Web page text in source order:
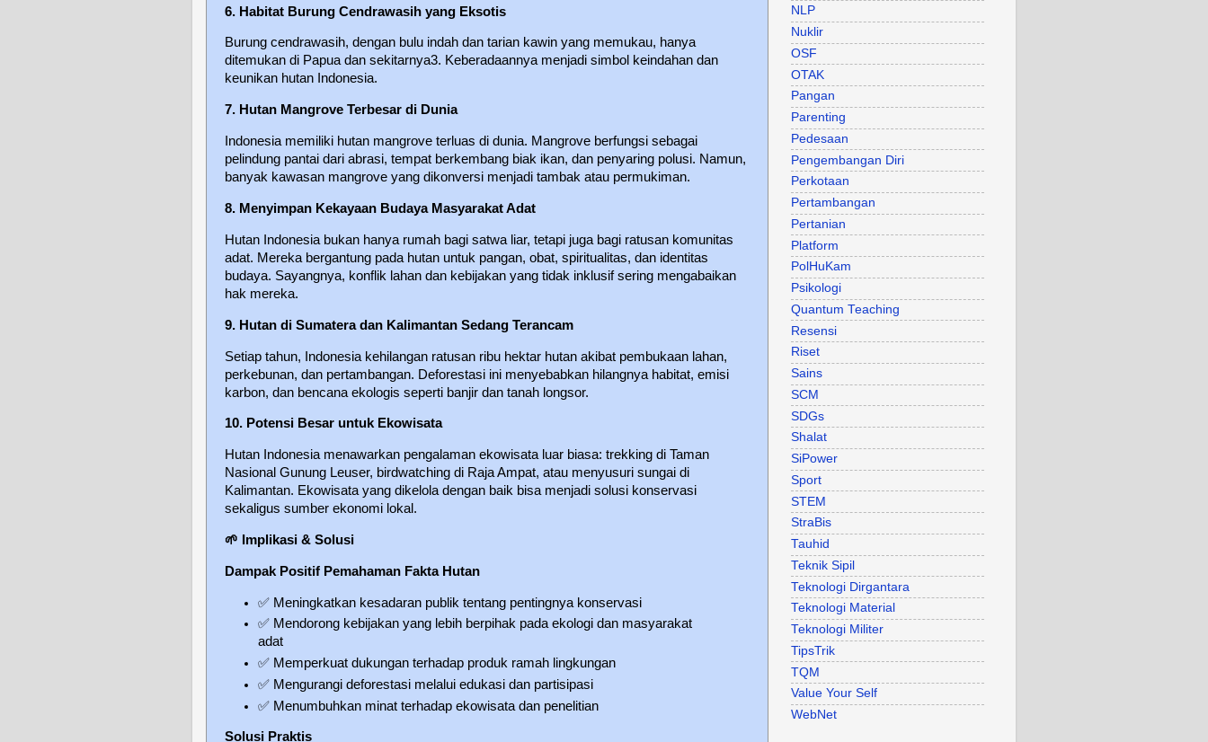
6. Habitat Burung Cendrawasih yang Eksotis
Burung cendrawasih, dengan bulu indah dan tarian kawin yang memukau, hanya
ditemukan di Papua dan sekitarnya3. Keberadaannya menjadi simbol keindahan dan
keunikan hutan Indonesia.
7. Hutan Mangrove Terbesar di Dunia
Indonesia memiliki hutan mangrove terluas di dunia. Mangrove berfungsi sebagai
pelindung pantai dari abrasi, tempat berkembang biak ikan, dan penyaring polusi. Namun,
banyak kawasan mangrove yang dikonversi menjadi tambak atau permukiman.
8. Menyimpan Kekayaan Budaya Masyarakat Adat
Hutan Indonesia bukan hanya rumah bagi satwa liar, tetapi juga bagi ratusan komunitas
adat. Mereka bergantung pada hutan untuk pangan, obat, spiritualitas, dan identitas
budaya. Sayangnya, konflik lahan dan kebijakan yang tidak inklusif sering mengabaikan
hak mereka.
9. Hutan di Sumatera dan Kalimantan Sedang Terancam
Setiap tahun, Indonesia kehilangan ratusan ribu hektar hutan akibat pembukaan lahan,
perkebunan, dan pertambangan. Deforestasi ini menyebabkan hilangnya habitat, emisi
karbon, dan bencana ekologis seperti banjir dan tanah longsor.
10. Potensi Besar untuk Ekowisata
Hutan Indonesia menawarkan pengalaman ekowisata luar biasa: trekking di Taman
Nasional Gunung Leuser, birdwatching di Raja Ampat, atau menyusuri sungai di
Kalimantan. Ekowisata yang dikelola dengan baik bisa menjadi solusi konservasi
sekaligus sumber ekonomi lokal.
🌱 Implikasi & Solusi
Dampak Positif Pemahaman Fakta Hutan
✅ Meningkatkan kesadaran publik tentang pentingnya konservasi
✅ Mendorong kebijakan yang lebih berpihak pada ekologi dan masyarakat
adat
✅ Memperkuat dukungan terhadap produk ramah lingkungan
✅ Mengurangi deforestasi melalui edukasi dan partisipasi
✅ Menumbuhkan minat terhadap ekowisata dan penelitian
Solusi Praktis
NLP
Nuklir
OSF
OTAK
Pangan
Parenting
Pedesaan
Pengembangan Diri
Perkotaan
Pertambangan
Pertanian
Platform
PolHuKam
Psikologi
Quantum Teaching
Resensi
Riset
Sains
SCM
SDGs
Shalat
SiPower
Sport
STEM
StraBis
Tauhid
Teknik Sipil
Teknologi Dirgantara
Teknologi Material
Teknologi Militer
TipsTrik
TQM
Value Your Self
WebNet